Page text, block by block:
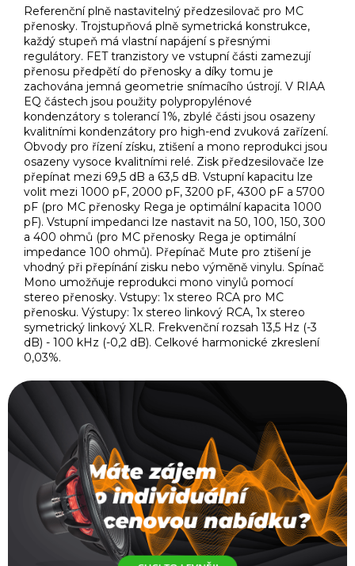
Referenční plně nastavitelný předzesilovač pro MC
přenosky. Trojstupňová plně symetrická konstrukce,
každý stupeň má vlastní napájení s přesnými
regulátory. FET tranzistory ve vstupní části zamezují
přenosu předpětí do přenosky a díky tomu je
zachována jemná geometrie snímacího ústrojí. V RIAA
EQ částech jsou použity polypropylénové
kondenzátory s tolerancí 1%, zbylé části jsou osazeny
kvalitními kondenzátory pro high-end zvuková zařízení.
Obvody pro řízení získu, ztišení a mono reprodukci jsou
osazeny vysoce kvalitními relé. Zisk předzesilovače lze
přepínat mezi 69,5 dB a 63,5 dB. Vstupní kapacitu lze
volit mezi 1000 pF, 2000 pF, 3200 pF, 4300 pF a 5700
pF (pro MC přenosky Rega je optimální kapacita 1000
pF). Vstupní impedanci lze nastavit na 50, 100, 150, 300
a 400 ohmů (pro MC přenosky Rega je optimální
impedance 100 ohmů). Přepínač Mute pro ztišení je
vhodný při přepínání zisku nebo výměně vinylu. Spínač
Mono umožňuje reprodukci mono vinylů pomocí
stereo přenosky. Vstupy: 1x stereo RCA pro MC
přenosku. Výstupy: 1x stereo linkový RCA, 1x stereo
symetrický linkový XLR. Frekvenční rozsah 13,5 Hz (-3
dB) - 100 kHz (-0,2 dB). Celkové harmonické zkreslení
0,03%.